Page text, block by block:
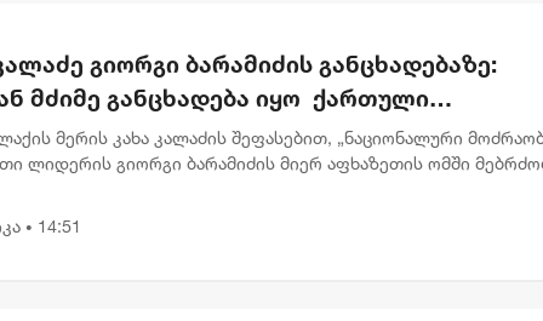
გიორგი ბარამიძის განცხადებაზე:
მძიმე განცხადება იყო ქართული
და ჯარის წინააღმდეგ
მერის კახა კალაძის შეფასებით, „ნაციონალური
ლიდერის გიორგი ბარამიძის მიერ აფხაზეთის ომში
• 14:51